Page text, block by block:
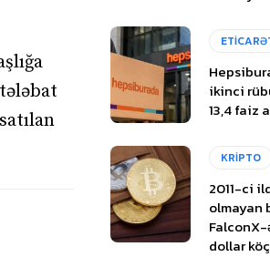
ikinci
13,4 faiz
KRİPTO
2011-ci
olmayan
FalconX-
dollar